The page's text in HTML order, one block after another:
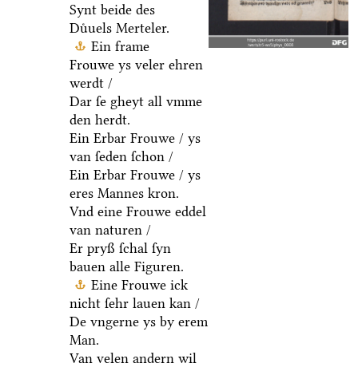
Synt beide des
Duͤuels Merteler.
Ein frame
Frouwe ys veler ehren
werdt /
Dar ſe gheyt all vmme
den herdt.
Ein Erbar Frouwe / ys
van ſeden ſchon /
Ein Erbar Frouwe / ys
eres Mannes kron.
Vnd eine Frouwe eddel
van naturen /
Er pryß ſchal ſyn
bauen alle Figuren.
Eine Frouwe ick
nicht ſehr lauen kan /
De vngerne ys by erem
Man.
Van velen andern wil